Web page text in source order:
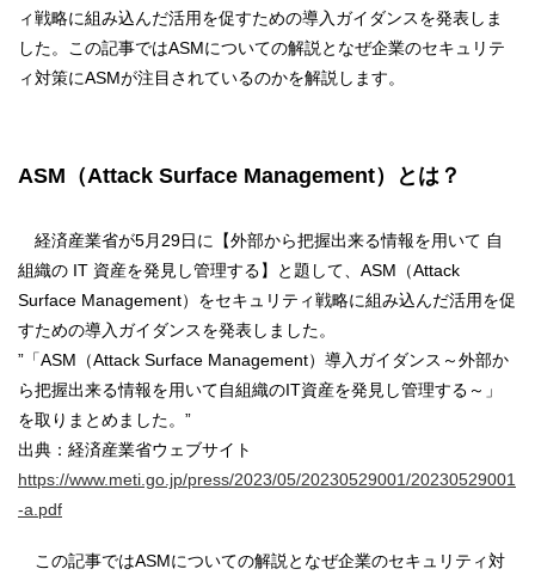
ィ戦略に組み込んだ活用を促すための導入ガイダンスを発表しま
した。この記事ではASMについての解説となぜ企業のセキュリテ
ィ対策にASMが注目されているのかを解説します。
ASM（Attack Surface Management）とは？
経済産業省が5月29日に【外部から把握出来る情報を用いて 自
組織の IT 資産を発見し管理する】と題して、ASM（Attack
Surface Management）をセキュリティ戦略に組み込んだ活用を促
すための導入ガイダンスを発表しました。
”「ASM（Attack Surface Management）導入ガイダンス～外部か
ら把握出来る情報を用いて自組織のIT資産を発見し管理する～」
を取りまとめました。”
出典：経済産業省ウェブサイト
https://www.meti.go.jp/press/2023/05/20230529001/20230529001
-a.pdf
この記事ではASMについての解説となぜ企業のセキュリティ対